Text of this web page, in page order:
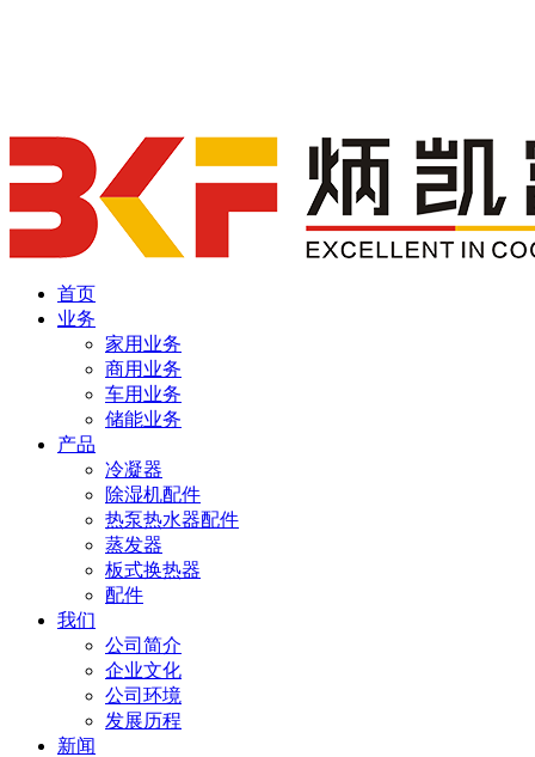
首页
业务
家用业务
商用业务
车用业务
储能业务
产品
冷凝器
除湿机配件
热泵热水器配件
蒸发器
板式换热器
配件
我们
公司简介
企业文化
公司环境
发展历程
新闻